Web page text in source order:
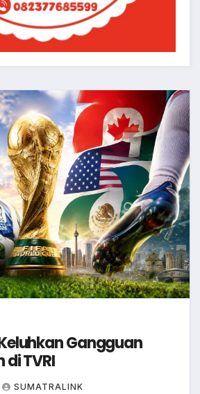
Gangguan
di TVRI
SUMATRALINK